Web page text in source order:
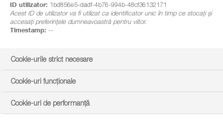
ID utilizator: 1bd856e5-dadf-4b76-994b-48cf36132171
Acest ID de utilizator va fi utilizat ca identificator unic în timp ce stocați și
accesați preferințele dumneavoastră pentru viitor.
Timestamp: --
Cookie-urile strict necesare
Cookie-uri funcționale
Cookie-uri de performanță